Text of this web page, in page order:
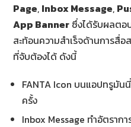
Page, Inbox Message,
App Banner ซึ่งได้รับผลตอ
สะท้อนความสำเร็จด้านการสื่
ที่จับต้องได้ ดังนี้
FANTA Icon บนแอปทรูมั
ครั้ง
Inbox Message ทำอัตราก